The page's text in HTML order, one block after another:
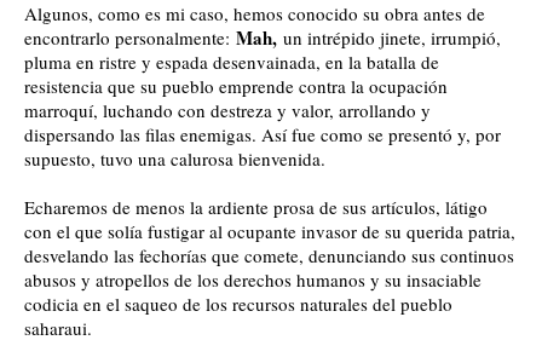
Algunos, como es mi caso, hemos conocido su obra antes de
encontrarlo personalmente: Mah, un intrépido jinete, irrumpió,
pluma en ristre y espada desenvainada, en la batalla de
resistencia que su pueblo emprende contra la ocupación
marroquí, luchando con destreza y valor, arrollando y
dispersando las filas enemigas. Así fue como se presentó y, por
supuesto, tuvo una calurosa bienvenida.
Echaremos de menos la ardiente prosa de sus artículos, látigo
con el que solía fustigar al ocupante invasor de su querida patria,
desvelando las fechorías que comete, denunciando sus continuos
abusos y atropellos de los derechos humanos y su insaciable
codicia en el saqueo de los recursos naturales del pueblo
saharaui.